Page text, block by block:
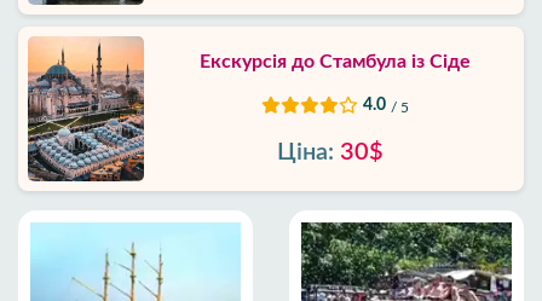
Екскурсія до Стамбула із Сіде
4.0 / 5
Ціна: 30$